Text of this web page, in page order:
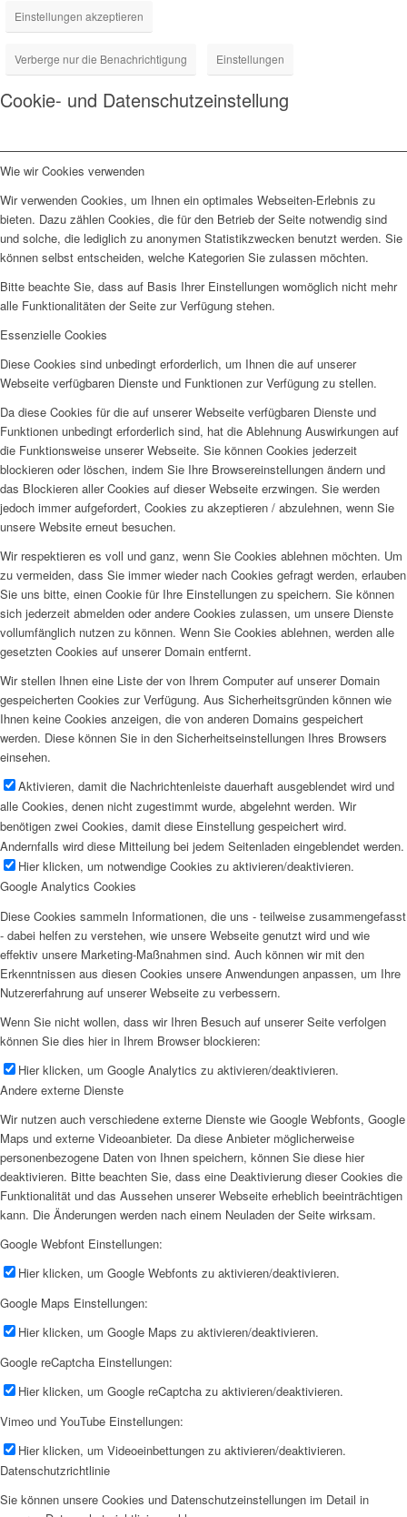
Einstellungen akzeptieren
Verberge nur die Benachrichtigung Einstellungen
Cookie- und Datenschutzeinstellung
Wie wir Cookies verwenden
Wir verwenden Cookies, um Ihnen ein optimales Webseiten-Erlebnis zu
bieten. Dazu zählen Cookies, die für den Betrieb der Seite notwendig sind
und solche, die lediglich zu anonymen Statistikzwecken benutzt werden. Sie
können selbst entscheiden, welche Kategorien Sie zulassen möchten.
Bitte beachte Sie, dass auf Basis Ihrer Einstellungen womöglich nicht mehr
alle Funktionalitäten der Seite zur Verfügung stehen.
Essenzielle Cookies
Diese Cookies sind unbedingt erforderlich, um Ihnen die auf unserer
Webseite verfügbaren Dienste und Funktionen zur Verfügung zu stellen.
Da diese Cookies für die auf unserer Webseite verfügbaren Dienste und
Funktionen unbedingt erforderlich sind, hat die Ablehnung Auswirkungen auf
die Funktionsweise unserer Webseite. Sie können Cookies jederzeit
blockieren oder löschen, indem Sie Ihre Browsereinstellungen ändern und
das Blockieren aller Cookies auf dieser Webseite erzwingen. Sie werden
jedoch immer aufgefordert, Cookies zu akzeptieren / abzulehnen, wenn Sie
unsere Website erneut besuchen.
Wir respektieren es voll und ganz, wenn Sie Cookies ablehnen möchten. Um
zu vermeiden, dass Sie immer wieder nach Cookies gefragt werden, erlauben
Sie uns bitte, einen Cookie für Ihre Einstellungen zu speichern. Sie können
sich jederzeit abmelden oder andere Cookies zulassen, um unsere Dienste
vollumfänglich nutzen zu können. Wenn Sie Cookies ablehnen, werden alle
gesetzten Cookies auf unserer Domain entfernt.
Wir stellen Ihnen eine Liste der von Ihrem Computer auf unserer Domain
gespeicherten Cookies zur Verfügung. Aus Sicherheitsgründen können wie
Ihnen keine Cookies anzeigen, die von anderen Domains gespeichert
werden. Diese können Sie in den Sicherheitseinstellungen Ihres Browsers
einsehen.
Aktivieren, damit die Nachrichtenleiste dauerhaft ausgeblendet wird und
alle Cookies, denen nicht zugestimmt wurde, abgelehnt werden. Wir
benötigen zwei Cookies, damit diese Einstellung gespeichert wird.
Andernfalls wird diese Mitteilung bei jedem Seitenladen eingeblendet werden.
Hier klicken, um notwendige Cookies zu aktivieren/deaktivieren.
Google Analytics Cookies
Diese Cookies sammeln Informationen, die uns - teilweise zusammengefasst
- dabei helfen zu verstehen, wie unsere Webseite genutzt wird und wie
effektiv unsere Marketing-Maßnahmen sind. Auch können wir mit den
Erkenntnissen aus diesen Cookies unsere Anwendungen anpassen, um Ihre
Nutzererfahrung auf unserer Webseite zu verbessern.
Wenn Sie nicht wollen, dass wir Ihren Besuch auf unserer Seite verfolgen
können Sie dies hier in Ihrem Browser blockieren:
Hier klicken, um Google Analytics zu aktivieren/deaktivieren.
Andere externe Dienste
Wir nutzen auch verschiedene externe Dienste wie Google Webfonts, Google
Maps und externe Videoanbieter. Da diese Anbieter möglicherweise
personenbezogene Daten von Ihnen speichern, können Sie diese hier
deaktivieren. Bitte beachten Sie, dass eine Deaktivierung dieser Cookies die
Funktionalität und das Aussehen unserer Webseite erheblich beeinträchtigen
kann. Die Änderungen werden nach einem Neuladen der Seite wirksam.
Google Webfont Einstellungen:
Hier klicken, um Google Webfonts zu aktivieren/deaktivieren.
Google Maps Einstellungen:
Hier klicken, um Google Maps zu aktivieren/deaktivieren.
Google reCaptcha Einstellungen:
Hier klicken, um Google reCaptcha zu aktivieren/deaktivieren.
Vimeo und YouTube Einstellungen:
Hier klicken, um Videoeinbettungen zu aktivieren/deaktivieren.
Datenschutzrichtlinie
Sie können unsere Cookies und Datenschutzeinstellungen im Detail in